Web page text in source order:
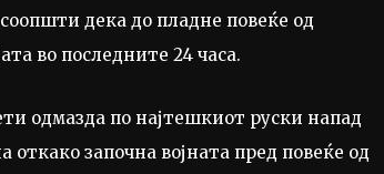
дека до пладне повеќе од
во последните 24 часа.
одмазда по најтешкиот руски напад
започна војната пред повеќе од